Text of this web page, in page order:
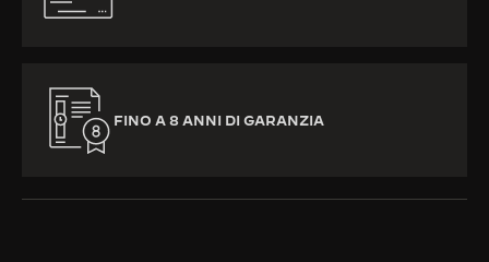
FINO A 8 ANNI DI GARANZIA